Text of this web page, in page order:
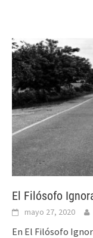
El Filósofo
mayo 27, 2020
En El Filósofo